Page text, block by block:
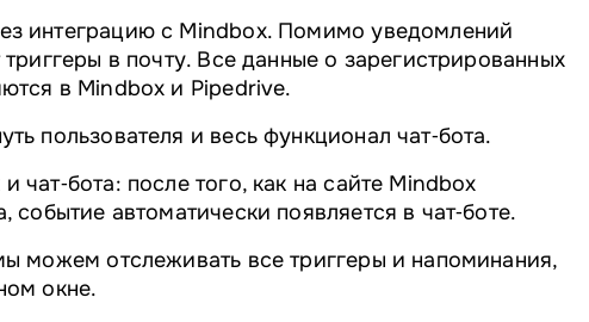
интеграцию с Mindbox. Помимо уведомлений
в почту. Все данные о зарегистрированных
в Mindbox и Pipedrive.
пользователя и весь функционал чат‑бота.
чат‑бота: после того, как на сайте Mindbox
событие автоматически появляется в чат‑боте.
можем отслеживать все триггеры и напоминания,
окне.